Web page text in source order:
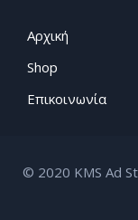
Αρχική
Shop
Επικοινωνία
© 2020 KMS Ad